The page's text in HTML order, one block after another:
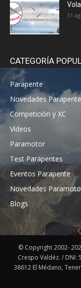
31
CATEGORÍA
Parapente
Novedades Parapente
Competición y XC
Vídeos
Paramotor
Test Parapentes
Eventos Parapente
Novedades
Blogs
© Copyright 2002-
Crespo Valdéz. / DNI:
38612 El Médano,